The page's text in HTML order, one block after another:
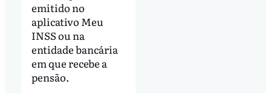
emitido no
aplicativo Meu
INSS ou na
entidade bancária
em que recebe a
pensão.